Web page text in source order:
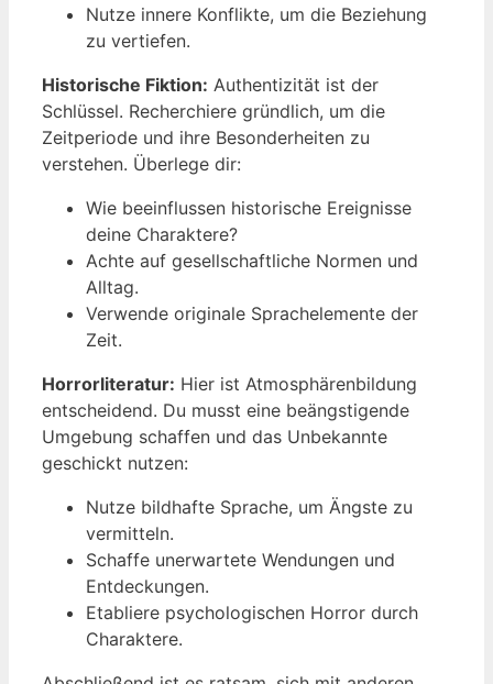
Nutze innere Konflikte, um die Beziehung
zu vertiefen.
Historische Fiktion: Authentizität ist der
Schlüssel. Recherchiere gründlich, um die
Zeitperiode und ihre Besonderheiten zu
verstehen. Überlege dir:
Wie beeinflussen historische Ereignisse
deine Charaktere?
Achte auf gesellschaftliche Normen und
Alltag.
Verwende originale Sprachelemente der
Zeit.
Horrorliteratur: Hier ist Atmosphärenbildung
entscheidend. Du musst eine beängstigende
Umgebung schaffen und das Unbekannte
geschickt nutzen:
Nutze bildhafte Sprache, um Ängste zu
vermitteln.
Schaffe unerwartete Wendungen und
Entdeckungen.
Etabliere psychologischen Horror durch
Charaktere.